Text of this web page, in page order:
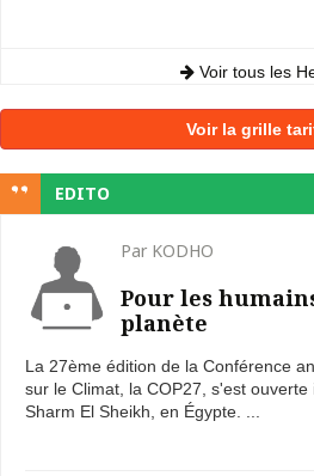
Voir tous les
Voir la grille
EDITO
Par KODHO
Pour les
planète
La 27ème édition de la Conférence
sur le Climat, la COP27, s'est
Sharm El Sheikh, en Égypte. ...